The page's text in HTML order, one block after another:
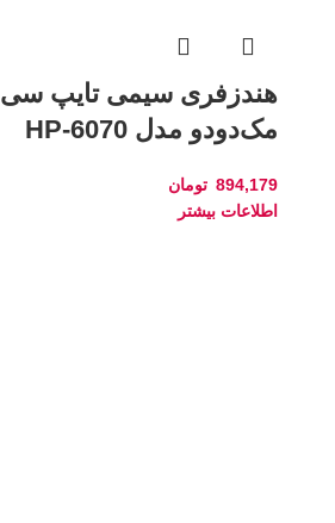
هندزفری سیمی تایپ سی
مک‌دودو مدل HP-6070
894,179 تومان
اطلاعات بیشتر